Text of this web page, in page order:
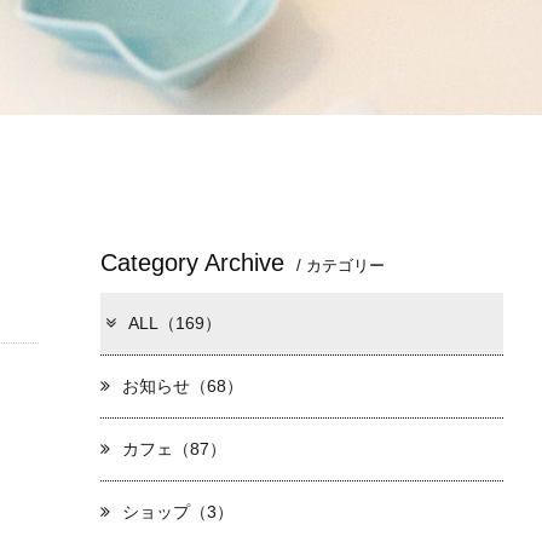
Category Archive / カテゴリー
ALL（169）
お知らせ（68）
カフェ（87）
ショップ（3）